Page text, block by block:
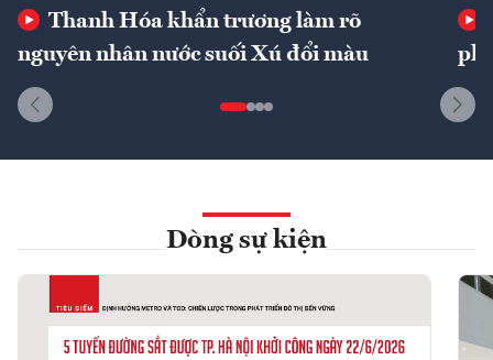
Thanh Hóa khẩn trương làm rõ
nguyên nhân nước suối Xú đổi màu
phí
Dòng sự kiện